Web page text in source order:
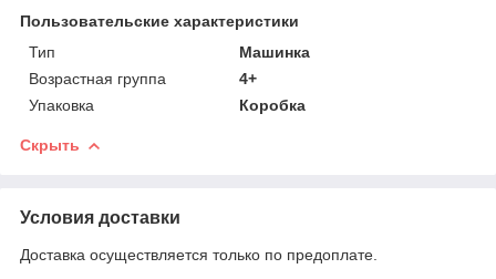
Пользовательские характеристики
Тип
Машинка
Возрастная группа
4+
Упаковка
Коробка
Скрыть
Условия доставки
Доставка осуществляется только по предоплате.